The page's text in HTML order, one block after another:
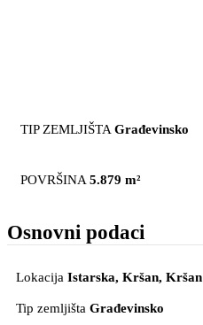
TIP ZEMLJIŠTA Građevinsko
POVRŠINA 5.879 m²
Osnovni podaci
Lokacija Istarska, Kršan, Kršan
Tip zemljišta Građevinsko